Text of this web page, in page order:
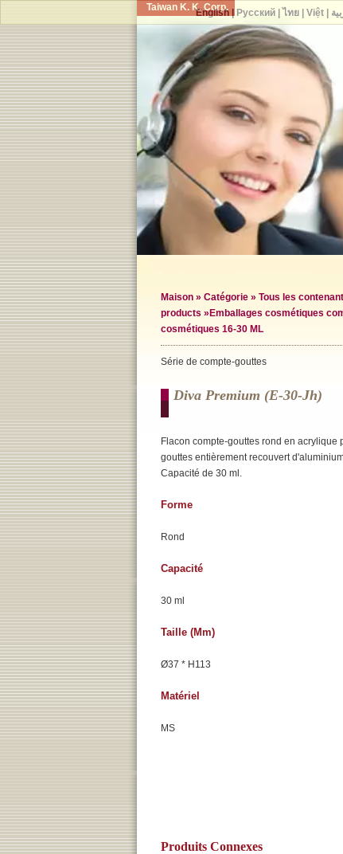
Taiwan K. K. Corp.
Maison » Catégorie » Tous les
products » Emballages cosmétiques
cosmétiques 16-30 ML
Série de compte-gouttes
Diva Premium (e-30-Jh)
Flacon compte-gouttes rond en
gouttes entièrement recouvert
Capacité de 30 ml.
Forme
Rond
Capacité
30 ml
Taille (mm)
Ø37 * H113
Matériel
MS
Produits Connexes
English| Русский| ไทย| Việt|